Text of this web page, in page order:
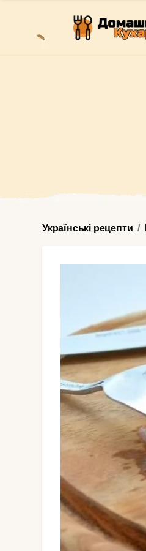
Українські рецепти